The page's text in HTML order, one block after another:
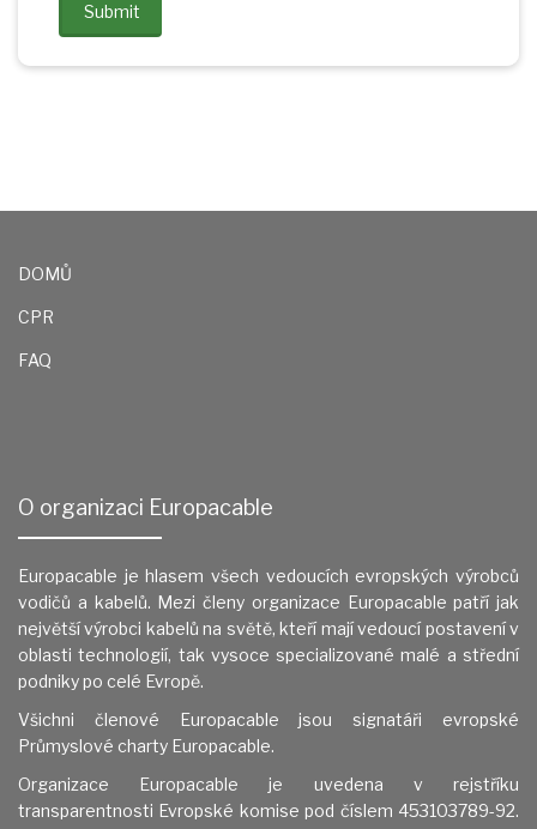
Submit
DOMŮ
CPR
FAQ
O organizaci Europacable
Europacable je hlasem všech vedoucích evropských výrobců
vodičů a kabelů. Mezi členy organizace Europacable patří jak
největší výrobci kabelů na světě, kteří mají vedoucí postavení v
oblasti technologií, tak vysoce specializované malé a střední
podniky po celé Evropě.
Všichni členové Europacable jsou signatáři evropské
Průmyslové charty Europacable.
Organizace Europacable je uvedena v rejstříku
transparentnosti Evropské komise pod číslem 453103789-92.